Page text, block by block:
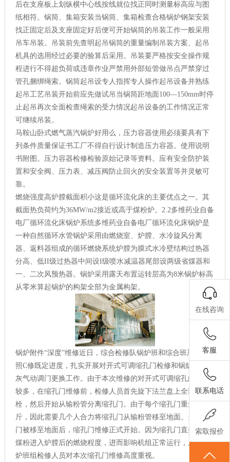
后在支座板上划纵横中心线按线就位找正同时测量标高应与图
纸相符。锅筒、集箱安装当锅筒、集箱检查合格锅炉钢架安装
找正固定后及支座固定好后便可开始锅筒的吊装工作一般采用
吊车吊装。吊装前先查明起吊锅筒的重量编制吊装方案、起吊
机具的选用经过必要的验算后采用。吊装要严格按安全操作规
程进行不得超负荷或违章作业严禁用外部短管做吊点严禁穿过
管孔捆绑绳索。锅筒起吊设专人指挥专人操作起吊设备并熟练
起吊工艺吊装开始前应先做试吊当锅筒距地面100—150mm时停
止起吊再次全面检查绳索的受力情况起吊设备的工作情况正常
可继续吊装。
马鞍山卧式燃气蒸汽锅炉好用么，压力容器使用必须要具有下
列条件质量保证书工厂不得自行设计制造压力容器。使用说明
书附图。压力容器检修检验原始记录等资料。应有安全防护装
置和安全阀、压力表、减压阀防止回火的安全装置等并灵敏可
靠。
燃烧强度高炉膛截面积小这是循环流化床的主要优点之一。其
截面热负荷约为36MW/m2接近或高于煤粉炉。2.2多维药业自备
电厂循环流化床锅炉系统多维药业自备电厂循环流化床锅炉是
一种自然循环水管锅炉采用由燃烧室、炉膛、水冷旋风分离
器、返料器组成的循环燃烧系统炉膛为膜式水冷壁结构过热器
分高、低II级过热器中间设I级喷水减温器尾部设两级省煤器和
一、二次风预热器。锅炉采用露天布置运转层高为8米锅炉标高
从零米算起锅炉的构架全部为金属构架。
锅炉附件“深度”维修近日，综合检修队锅炉班和综合班严格按
照C修既定进度，扎实开展对开式可调缩孔门检修和锅炉本体吹
灰气动调门更换工作。由于本次维修的对开式可调缩孔门数量
较多，在缩孔门维修前，检修人员首先旋下法兰盘上全部螺
栓，然后开始从输粉管分离缩孔门。由于每个缩孔门重达400
斤，因此需要几个人合力将缩孔门从输粉管移至地面。当缩孔
门被移至地面后，缩孔门维修正式开始。因为缩孔门直接影响
煤粉进入炉膛后的燃烧程度，进而影响机组正常运行，所以锅
炉班组检修人员对本次缩孔门维修高度重视。
在线咨询
客服
联系电话
索取报价